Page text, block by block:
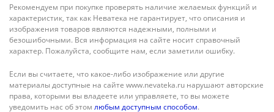
Рекомендуем при покупке проверять наличие желаемых функций и
характеристик, так как Неватека не гарантирует, что описания и
изображения товаров являются надежными, полными и
безошибочными. Вся информация на сайте носит справочный
характер. Пожалуйста, сообщите нам, если заметили ошибку.
Если вы считаете, что какое-либо изображение или другие
материалы доступные на сайте www.nevateka.ru нарушают авторские
права, которыми вы владеете или управляете, то вы можете
уведомить нас об этом любым доступным способом.